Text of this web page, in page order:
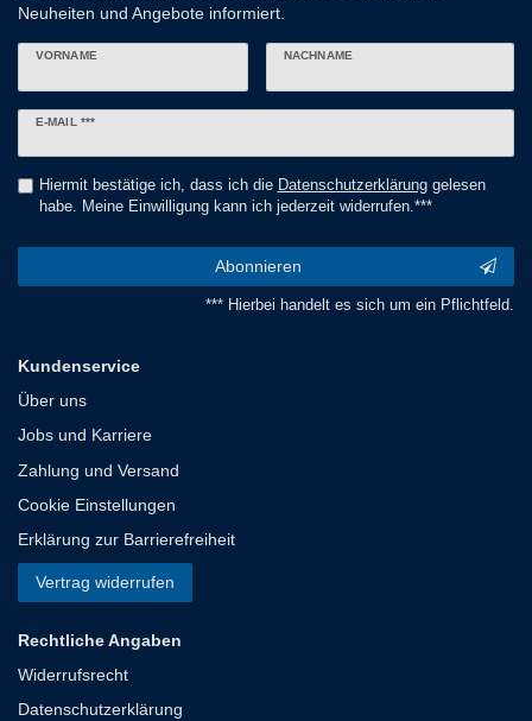
Neuheiten und Angebote informiert.
VORNAME NACHNAME
E-MAIL ***
Newsletter
Hiermit bestätige ich, dass ich die Daten­schutz­erklärunggelesen
habe. Meine Einwilligung kann ich jederzeit widerrufen.***
Abonnieren
*** Hierbei handelt es sich um ein Pflichtfeld.
Kundenservice
Über uns
Jobs und Karriere
Zahlung und Versand
Cookie Einstellungen
Erklärung zur Barrierefreiheit
Vertrag widerrufen
Rechtliche Angaben
Widerrufsrecht
Datenschutzerklärung